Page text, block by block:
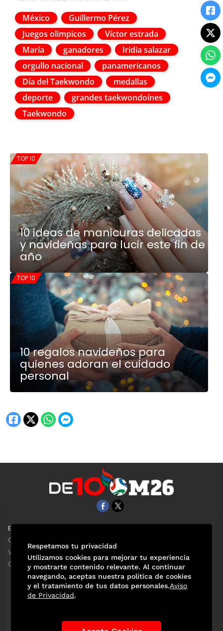
México
Guillermo Pérez
Juegos olimpicos
Víctor estrada
María
ganadores
Iridia salazar
orgullo nacional
panamericanos
Día del Taekwondo
medallas
deporte
grandes taekwondoínes
Taekwondo
TOP 10
10 ideas de manicuras delicadas
y navideñas para lucir este fin de
año
TOP 10
10 regalos navideños para
quienes adoran el cuidado
personal
EL UNIVERSAL
Clase
ViveUSA
Confabulario
Historia de los Mundiales Lo viral Anécdotas Mundialistas
Respetamos tu privacidad
Utilizamos cookies para mejorar tu experiencia
y mostrarte contenido relevante. Al continuar
navegando, aceptas nuestra política de cookies
y el tratamiento de tus datos personales.Aviso
de Privacidad.